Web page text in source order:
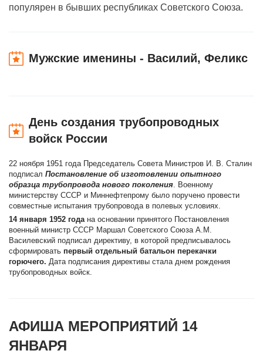
популярен в бывших республиках Советского Союза.
Мужские именины - Василий, Феликс
День создания трубопроводных
войск России
22 ноября 1951 года Председатель Совета Министров И. В. Сталин
подписал Постановление об изготовлении опытного
образца трубопровода нового поколения. Военному
министерству СССР и Миннефтепрому было поручено провести
совместные испытания трубопровода в полевых условиях.
14 января 1952 годана основании принятого Постановления
военный министр СССР Маршал Советского Союза А.М.
Василевский подписал директиву, в которой предписывалось
сформировать первый отдельный батальон перекачки
горючего. Дата подписания директивы стала днем рождения
трубопроводных войск.
АФИША МЕРОПРИЯТИЙ 14
ЯНВАРЯ